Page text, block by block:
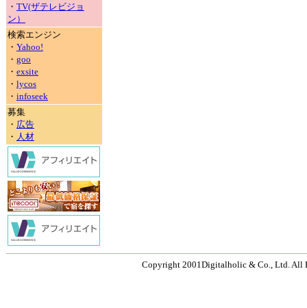
・ TV(ザテレビジョ
ン）
検索エンジン
・ Yahoo!
・ goo
・ exsite
・ lycos
・ infoseek
募集
・ 広告
・ 人材
Copyright 2001Digitalholic & Co., Ltd. All